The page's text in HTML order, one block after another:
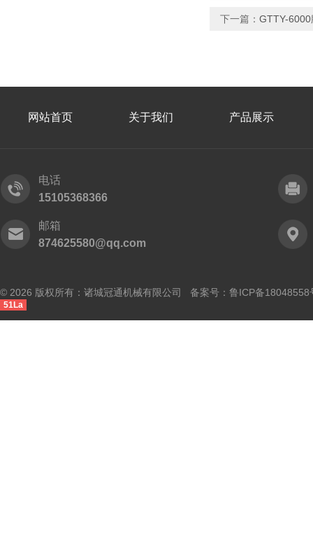
下一篇： GTTY-
网站首页 关于我们 产品展示
电话
15105368366
邮箱
874625580@qq.com
© 2026 版权所有：诸城冠通机械有限公司 备案号： 鲁ICP备18048558
51La